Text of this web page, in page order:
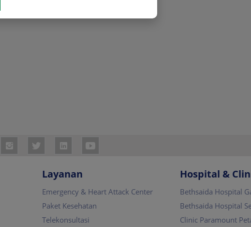
Layanan
Emergency & Heart Attack Center
Paket Kesehatan
Telekonsultasi
Hospital &
Bethsaida Hospital
Bethsaida Hospital
Clinic Paramount